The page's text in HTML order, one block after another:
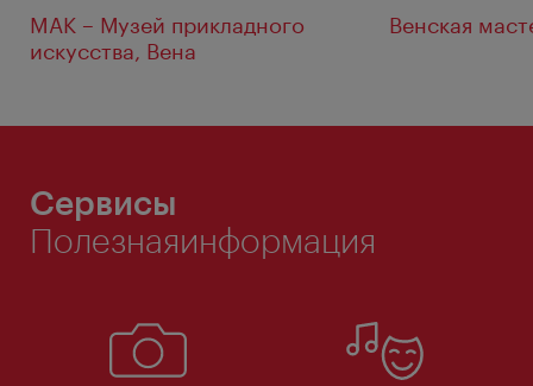
MAK – Музей прикладного
искусства, Вена
Венская
Сервисы
Полезнаяинформация